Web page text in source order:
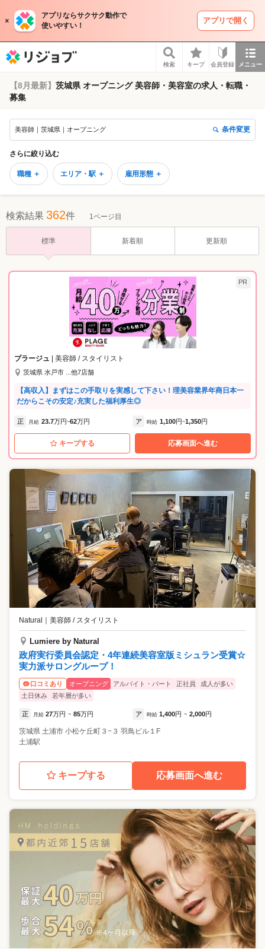
アプリならサクサク動作で
使いやすい！
アプリで開く
検索 キープ 会員登録 メニュー
【8月最新】 茨城県 オープニング 美容師・美容室の求人・転職・
募集
美容師｜茨城県｜オープニング 条件変更
さらに絞り込む
職種 ＋ エリア・駅 ＋ 雇用形態 ＋
検索結果 362件 1ページ目
標準 新着順 更新順
PR
プラージュ | 美容師 / スタイリスト
茨城県 水戸市 ...他7店舗
【高収入】まずはこの手取りを実感して下さい！理美容業界年商日本一
だからこその安定♪充実した福利厚生◎
正 月給 23.7万円~62万円 ア 時給 1,100円~1,350円
キープする 応募画面へ進む
Natural 美容師 / スタイリスト
Lumiere by Natural
政府実行委員会認定・4年連続美容室版ミシュラン受賞☆
実力派サロングループ！
口コミあり オープニング アルバイト・パート 正社員
成人が多い
土日休み
若年層が多い
正 月給 27万円 ~ 85万円 ア 時給 1,400円 ~ 2,000円
茨城県 土浦市 小松ケ丘町３−３ 羽鳥ビル１F
土浦駅
キープする 応募画面へ進む